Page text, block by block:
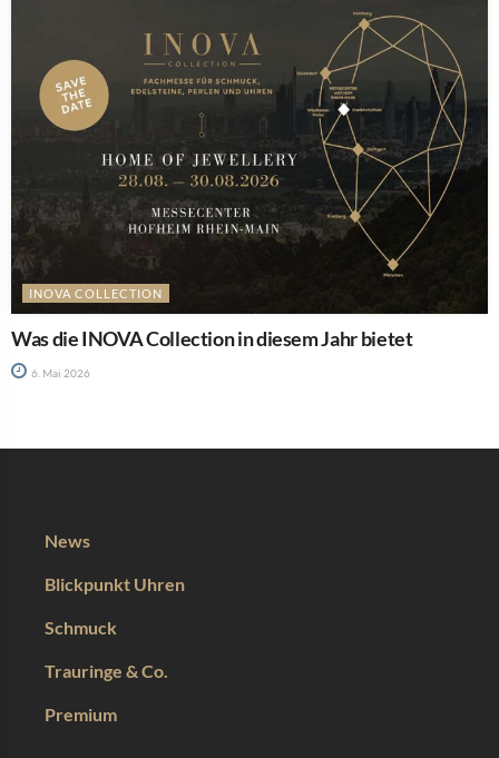
INOVA COLLECTION
Was die INOVA Collection in diesem Jahr bietet
6. Mai 2026
News
Blickpunkt Uhren
Schmuck
Trauringe & Co.
Premium